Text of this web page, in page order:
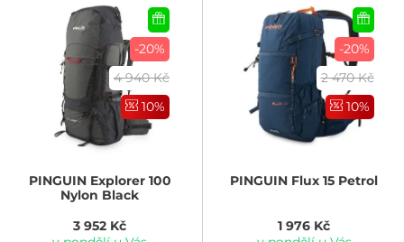
-20%
4 940 Kč
10%
PINGUINExplorer 100
Nylon Black
3 952 Kč
-20%
2 470 Kč
10%
PINGUIN Flux 15 Petrol
1 976 Kč